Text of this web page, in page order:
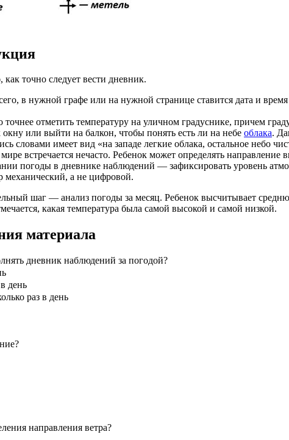
точно следует вести дневник.
в нужной графе или на нужной странице ставится дата и
отметить температуру на уличном градуснике, причем
или выйти на балкон, чтобы понять есть ли на небе облака.
словами имеет вид «на западе легкие облака, остальное небо
встречается нечасто. Ребенок может определять направление
погоды в дневнике наблюдений — зафиксировать уровень
механический, а не цифровой.
шаг — анализ погоды за месяц. Ребенок высчитывает
какая температура была самой высокой и самой низкой.
материала
дневник наблюдений за погодой?
день
раз в день
направления ветра?